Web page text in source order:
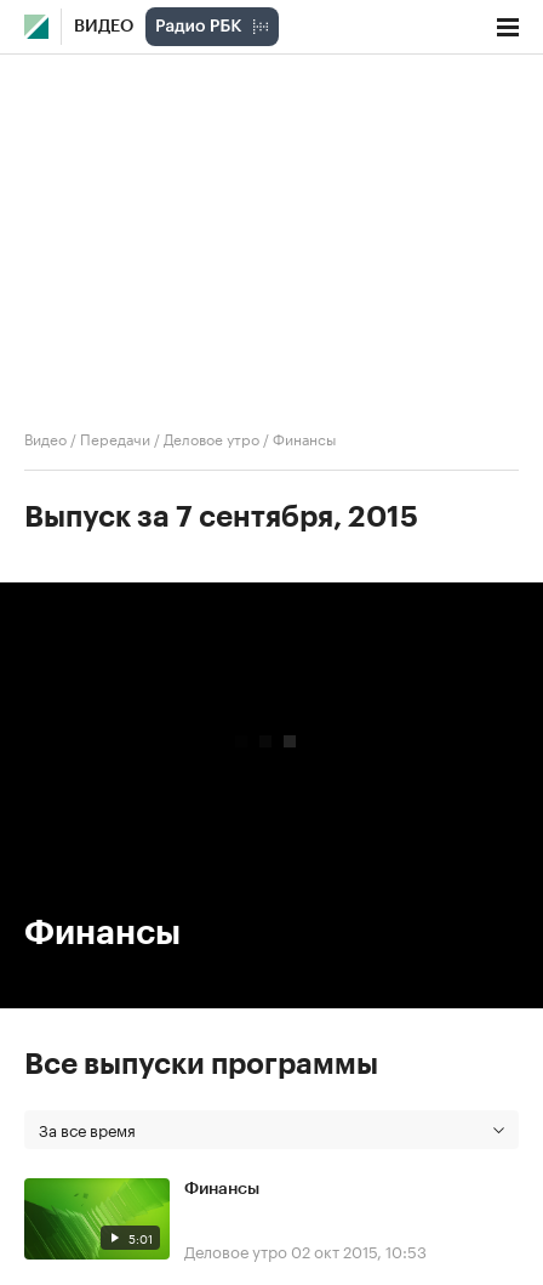
ВИДЕО
Видео / Передачи / Деловое утро /Финансы
Выпуск за 7 сентября, 2015
Финансы
Все выпуски программы
За все время
5:01
Финансы
Деловое утро 02 окт 2015, 10:53